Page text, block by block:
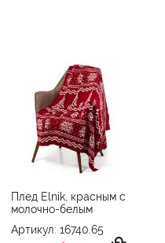
Плед Elnik, красным с
молочно-белым
Артикул: 16740.65